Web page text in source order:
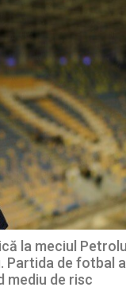
la meciul
Partida de fotbal a
mediu de risc